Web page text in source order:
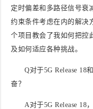
定时偏差和多路径信号衰
约束条件考虑在内的解决
个项目教会了我如何把控
及如何适应各种挑战。
Q对于5G Release 18
奋？
A对于5G Release 18